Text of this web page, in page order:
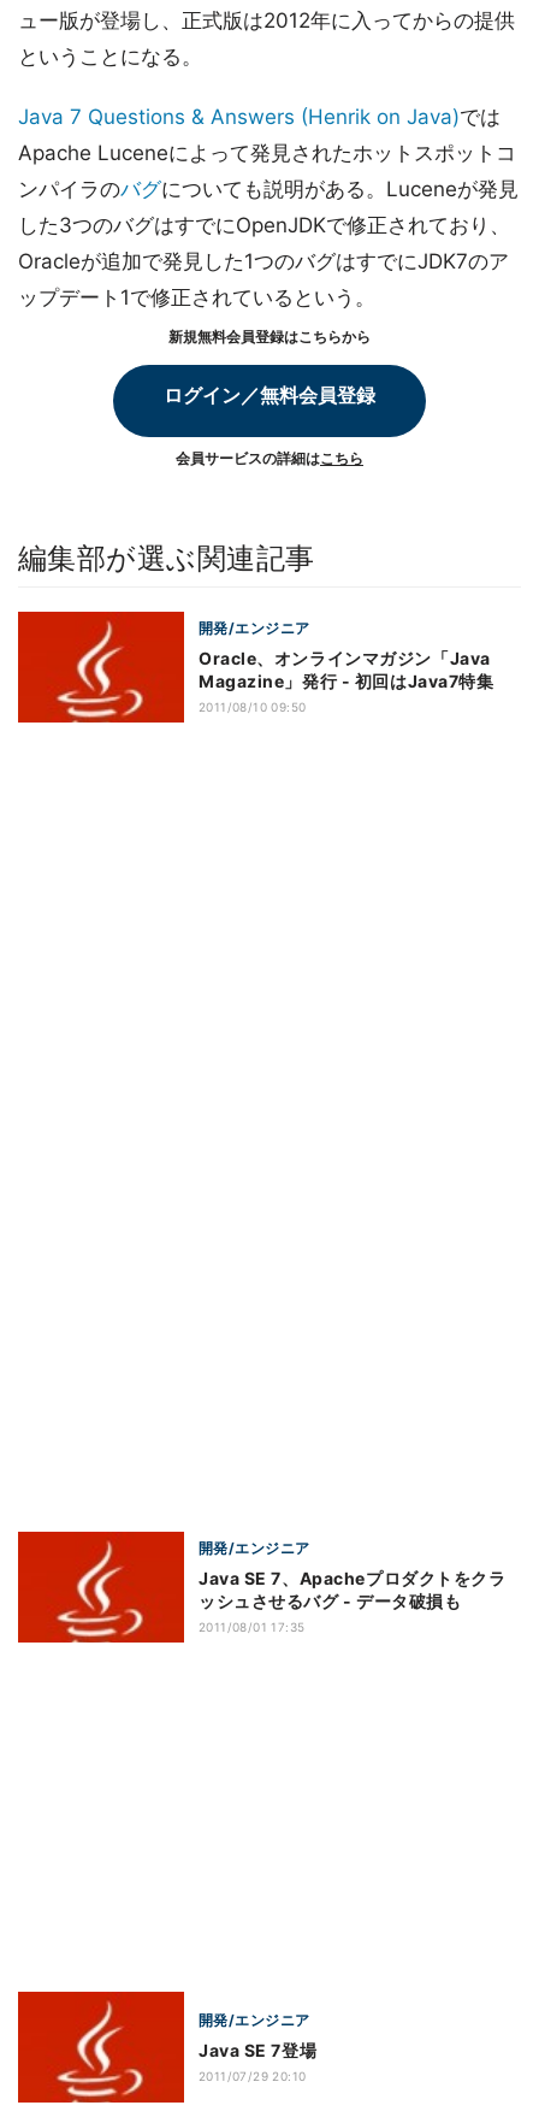
ュー版が登場し、正式版は2012年に入ってからの提供
ということになる。
Java 7 Questions & Answers (Henrik on Java)では
Apache Luceneによって発見されたホットスポットコ
ンパイラのバグについても説明がある。Luceneが発見
した3つのバグはすでにOpenJDKで修正されており、
Oracleが追加で発見した1つのバグはすでにJDK7のア
ップデート1で修正されているという。
新規無料会員登録はこちらから
ログイン／無料会員登録
会員サービスの詳細はこちら
編集部が選ぶ関連記事
開発/エンジニア
Oracle、オンラインマガジン「Java
Magazine」発行 - 初回はJava7特集
2011/08/10 09:50
開発/エンジニア
Java SE 7、Apacheプロダクトをクラ
ッシュさせるバグ - データ破損も
2011/08/01 17:35
開発/エンジニア
Java SE 7登場
2011/07/29 20:10